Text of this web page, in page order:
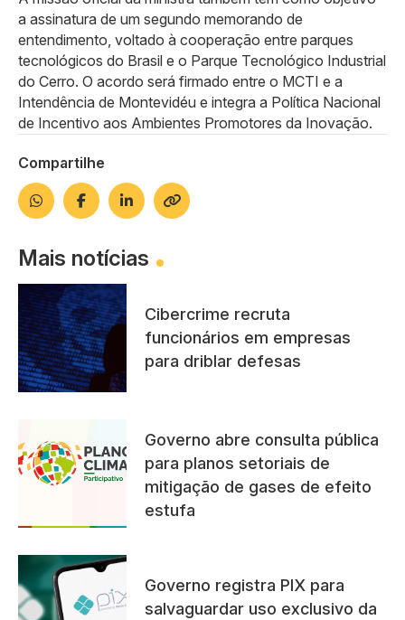
a assinatura de um segundo memorando de
entendimento, voltado à cooperação entre parques
tecnológicos do Brasil e o Parque Tecnológico Industrial
do Cerro. O acordo será firmado entre o MCTI e a
Intendência de Montevidéu e integra a Política Nacional
de Incentivo aos Ambientes Promotores da Inovação.
Compartilhe
Mais notícias
Cibercrime recruta
funcionários em empresas
para driblar defesas
Governo abre consulta pública
para planos setoriais de
mitigação de gases de efeito
estufa
Governo registra PIX para
salvaguardar uso exclusivo da